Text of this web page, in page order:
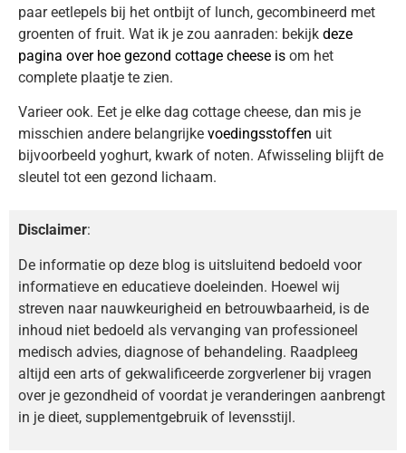
paar eetlepels bij het ontbijt of lunch, gecombineerd met
groenten of fruit. Wat ik je zou aanraden: bekijk deze
pagina over hoe gezond cottage cheese is om het
complete plaatje te zien.
Varieer ook. Eet je elke dag cottage cheese, dan mis je
misschien andere belangrijke voedingsstoffen uit
bijvoorbeeld yoghurt, kwark of noten. Afwisseling blijft de
sleutel tot een gezond lichaam.
Disclaimer:
De informatie op deze blog is uitsluitend bedoeld voor
informatieve en educatieve doeleinden. Hoewel wij
streven naar nauwkeurigheid en betrouwbaarheid, is de
inhoud niet bedoeld als vervanging van professioneel
medisch advies, diagnose of behandeling. Raadpleeg
altijd een arts of gekwalificeerde zorgverlener bij vragen
over je gezondheid of voordat je veranderingen aanbrengt
in je dieet, supplementgebruik of levensstijl.